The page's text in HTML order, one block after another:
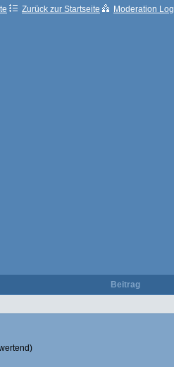
Zurück zur Startseite Moderation Log
Beitrag